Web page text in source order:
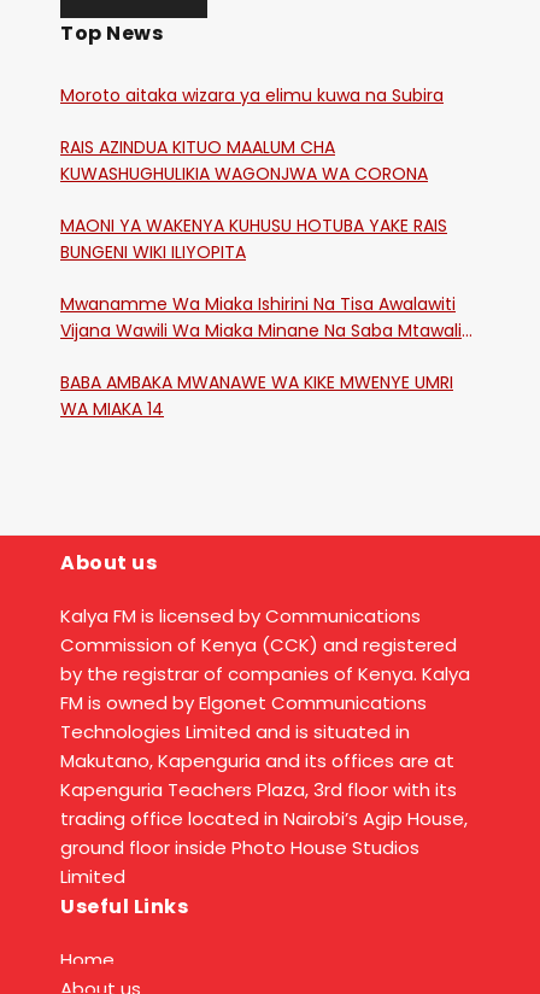
Top News
Moroto aitaka wizara ya elimu kuwa na Subira
RAIS AZINDUA KITUO MAALUM CHA
KUWASHUGHULIKIA WAGONJWA WA CORONA
MAONI YA WAKENYA KUHUSU HOTUBA YAKE RAIS
BUNGENI WIKI ILIYOPITA
Mwanamme Wa Miaka Ishirini Na Tisa Awalawiti
Vijana Wawili Wa Miaka Minane Na Saba Mtawalia
BABA AMBAKA MWANAWE WA KIKE MWENYE UMRI
WA MIAKA 14
About us
Kalya FM is licensed by Communications
Commission of Kenya (CCK) and registered
by the registrar of companies of Kenya. Kalya
FM is owned by Elgonet Communications
Technologies Limited and is situated in
Makutano, Kapenguria and its offices are at
Kapenguria Teachers Plaza, 3rd floor with its
trading office located in Nairobi’s Agip House,
ground floor inside Photo House Studios
Limited
Useful Links
Home
About us